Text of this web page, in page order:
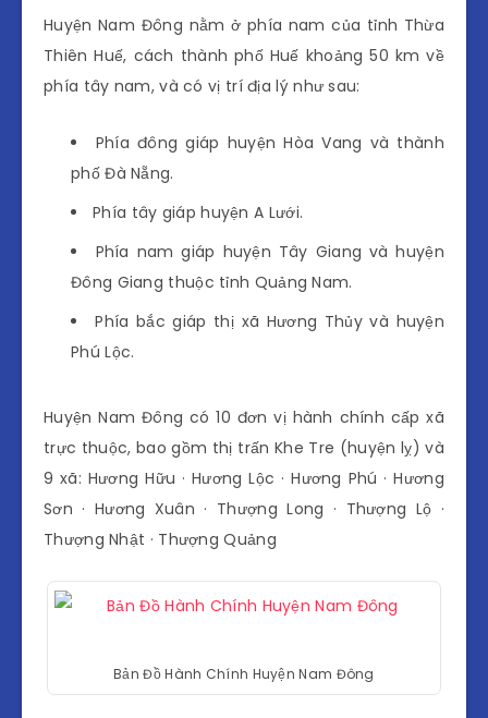
Huyện Nam Đông nằm ở phía nam của tỉnh Thừa
Thiên Huế, cách thành phố Huế khoảng 50 km về
phía tây nam, và có vị trí địa lý như sau:
Phía đông giáp huyện Hòa Vang và thành
phố Đà Nẵng.
Phía tây giáp huyện A Lưới.
Phía nam giáp huyện Tây Giang và huyện
Đông Giang thuộc tỉnh Quảng Nam.
Phía bắc giáp thị xã Hương Thủy và huyện
Phú Lộc.
Huyện Nam Đông có 10 đơn vị hành chính cấp xã
trực thuộc, bao gồm thị trấn Khe Tre (huyện lỵ) và
9 xã: Hương Hữu · Hương Lộc · Hương Phú · Hương
Sơn · Hương Xuân · Thượng Long · Thượng Lộ ·
Thượng Nhật · Thượng Quảng
Bản Đồ Hành Chính Huyện Nam Đông